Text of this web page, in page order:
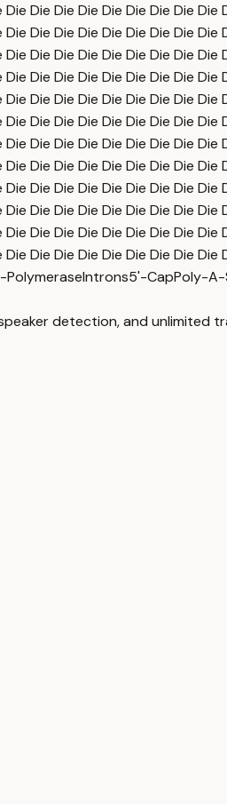
Die Die Die Die Die Die Die
Die Die Die Die Die Die Die
Die Die Die Die Die Die Die
Die Die Die Die Die Die Die
Die Die Die Die Die Die Die
Die Die Die Die Die Die Die
Die Die Die Die Die Die Die
Die Die Die Die Die Die Die
Die Die Die Die Die Die Die
Die Die Die Die Die Die Die
Die Die Die Die Die Die Die
Die Die Die Die Die Die Die
PolymeraseIntrons5'-CapPoly-A-
detection, and unlimited